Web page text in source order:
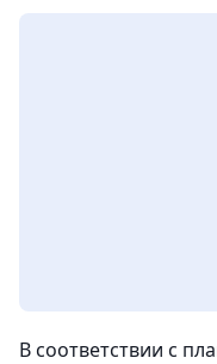
В соответствии с